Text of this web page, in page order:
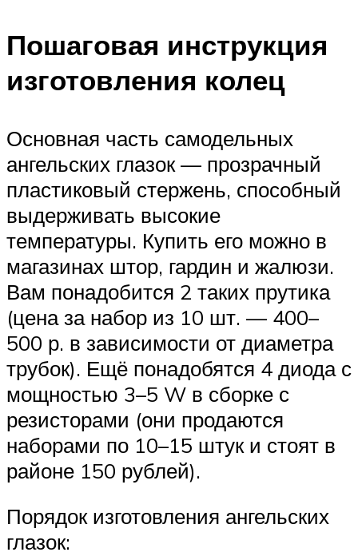
Пошаговая инструкция
изготовления колец
Основная часть самодельных
ангельских глазок — прозрачный
пластиковый стержень, способный
выдерживать высокие
температуры. Купить его можно в
магазинах штор, гардин и жалюзи.
Вам понадобится 2 таких прутика
(цена за набор из 10 шт. — 400–
500 р. в зависимости от диаметра
трубок). Ещё понадобятся 4 диода с
мощностью 3–5 W в сборке с
резисторами (они продаются
наборами по 10–15 штук и стоят в
районе 150 рублей).
Порядок изготовления ангельских
глазок: